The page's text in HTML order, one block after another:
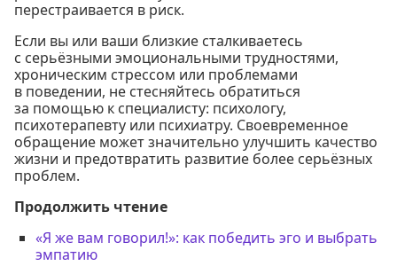
перестраивается в риск.
Если вы или ваши близкие сталкиваетесь
с серьёзными эмоциональными трудностями,
хроническим стрессом или проблемами
в поведении, не стесняйтесь обратиться
за помощью к специалисту: психологу,
психотерапевту или психиатру. Своевременное
обращение может значительно улучшить качество
жизни и предотвратить развитие более серьёзных
проблем.
Продолжить чтение
«Я же вам говорил!»: как победить эго и выбрать
эмпатию